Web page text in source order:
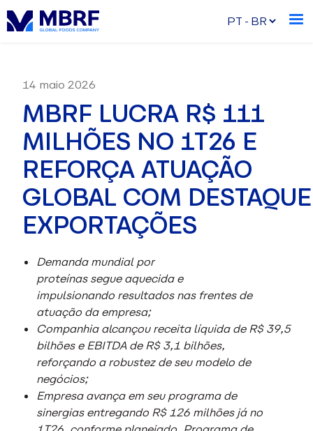
14 maio 2026
MBRF LUCRA R$ 111
MILHÕES NO 1T26 E
REFORÇA ATUAÇÃO
GLOBAL COM
EXPORTAÇÕES
Demanda mundial por
proteínas segue aquecida e
impulsionando resultados nas frentes de
atuação da empresa;
Companhia alcançou receita líquida de R$ 39,5
bilhões e EBITDA de R$ 3,1 bilhões,
reforçando a robustez de seu modelo de
negócios;
Empresa avança em seu programa de
sinergias entregando R$ 126 milhões já no